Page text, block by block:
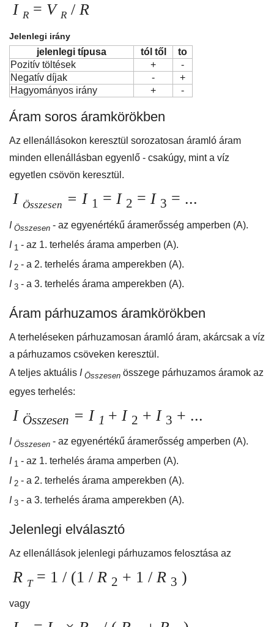
I R = V R / R
Jelenlegi irány
jelenlegi típusa tól től
to
Pozitív töltések
+
-
Negatív díjak
-
+
Hagyományos irány
+ -
Áram soros áramkörökben
Az ellenállásokon keresztül sorozatosan áramló áram
minden ellenállásban egyenlő - csakúgy, mint a víz
egyetlen csövön keresztül.
I Összesen = I 1 = I 2 = I 3 = ...
I Összesen - az egyenértékű áramerősség amperben (A).
I 1 - az 1. terhelés árama amperben (A).
I 2 - a 2. terhelés árama amperekben (A).
I 3 - a 3. terhelés árama amperekben (A).
Áram párhuzamos áramkörökben
A terheléseken párhuzamosan áramló áram, akárcsak a víz
a párhuzamos csöveken keresztül.
A teljes aktuális I Összesen összege párhuzamos áramok az
egyes terhelés:
I Összesen = I 1 + I 2 + I 3 + ...
I Összesen - az egyenértékű áramerősség amperben (A).
I 1 - az 1. terhelés árama amperben (A).
I 2 - a 2. terhelés árama amperekben (A).
I 3 - a 3. terhelés árama amperekben (A).
Jelenlegi elválasztó
Az ellenállások jelenlegi párhuzamos felosztása az
R T= 1 / (1 / R 2 + 1 / R 3 )
vagy